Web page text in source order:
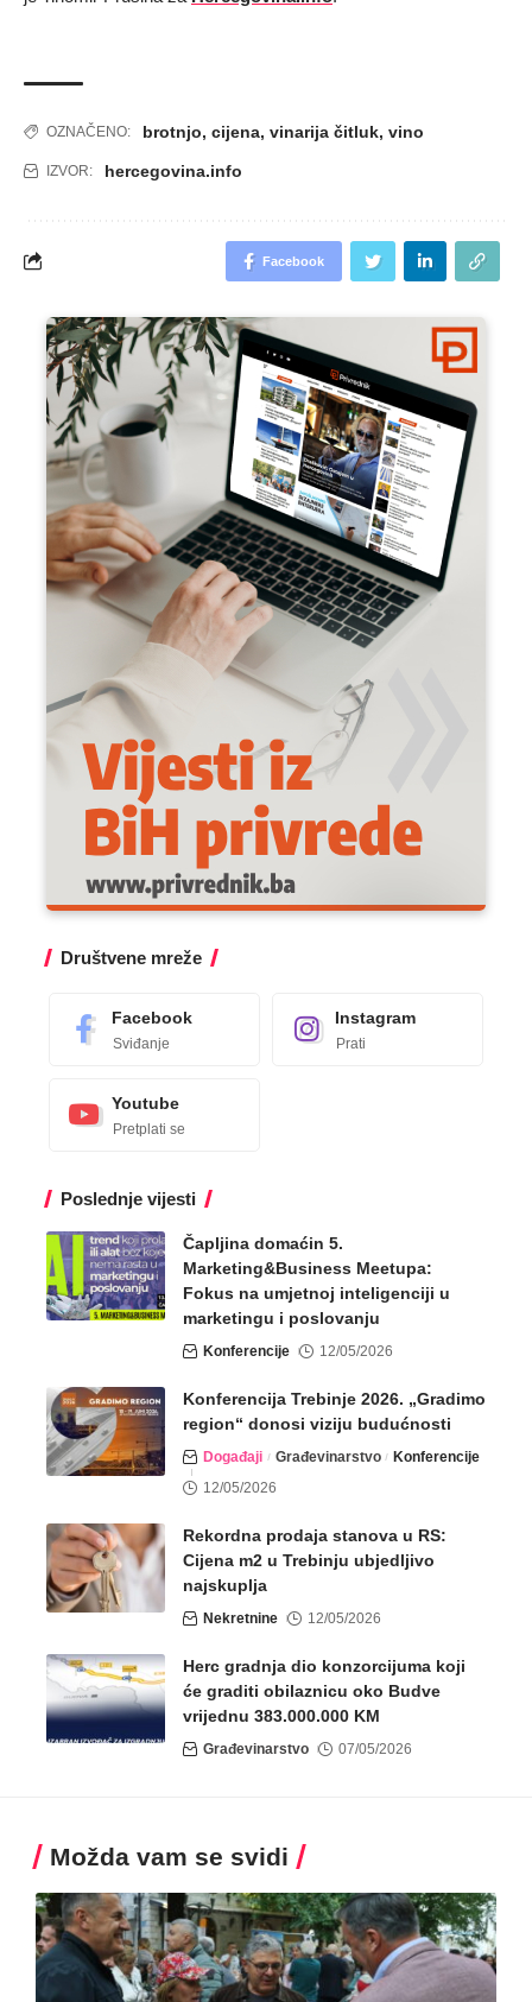
OZNAČENO: brotnjo, cijena, vinarija čitluk, vino
IZVOR: hercegovina.info
Facebook
Društvene mreže
Facebook
Sviđanje
Instagram
Prati
Youtube
Pretplati se
Poslednje vijesti
Čapljina domaćin 5.
Marketing&Business Meetupa:
Fokus na umjetnoj inteligenciji u
marketingu i poslovanju
Konferencije 12/05/2026
Konferencija Trebinje 2026. „Gradimo
region“ donosi viziju budućnosti
Događaji Građevinarstvo
Konferencije
12/05/2026
Rekordna prodaja stanova u RS:
Cijena m2 u Trebinju ubjedljivo
najskuplja
Nekretnine 12/05/2026
Herc gradnja dio konzorcijuma koji
će graditi obilaznicu oko Budve
vrijednu 383.000.000 KM
Građevinarstvo 07/05/2026
Možda vam se svidi